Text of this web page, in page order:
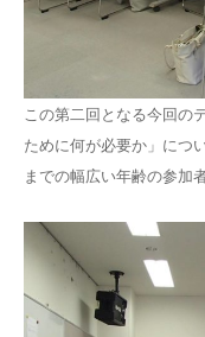
この第二回となる今回の
ために何が必要か」につ
までの幅広い年齢の参加